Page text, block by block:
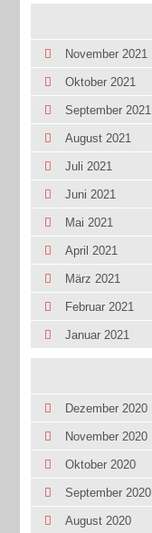
November 2021
Oktober 2021
September 2021
August 2021
Juli 2021
Juni 2021
Mai 2021
April 2021
März 2021
Februar 2021
Januar 2021
Dezember 2020
November 2020
Oktober 2020
September 2020
August 2020